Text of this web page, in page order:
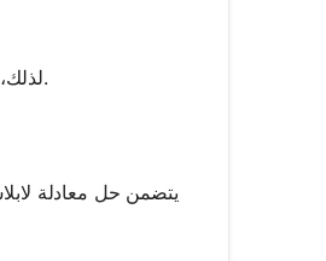
لذلك، تُعد حلالات معادلة لابلاس ضرورية لتطور كل من الدراسات النظرية والتطبيقات العملية في هذه المجالات.
يتضمن حل معادلة